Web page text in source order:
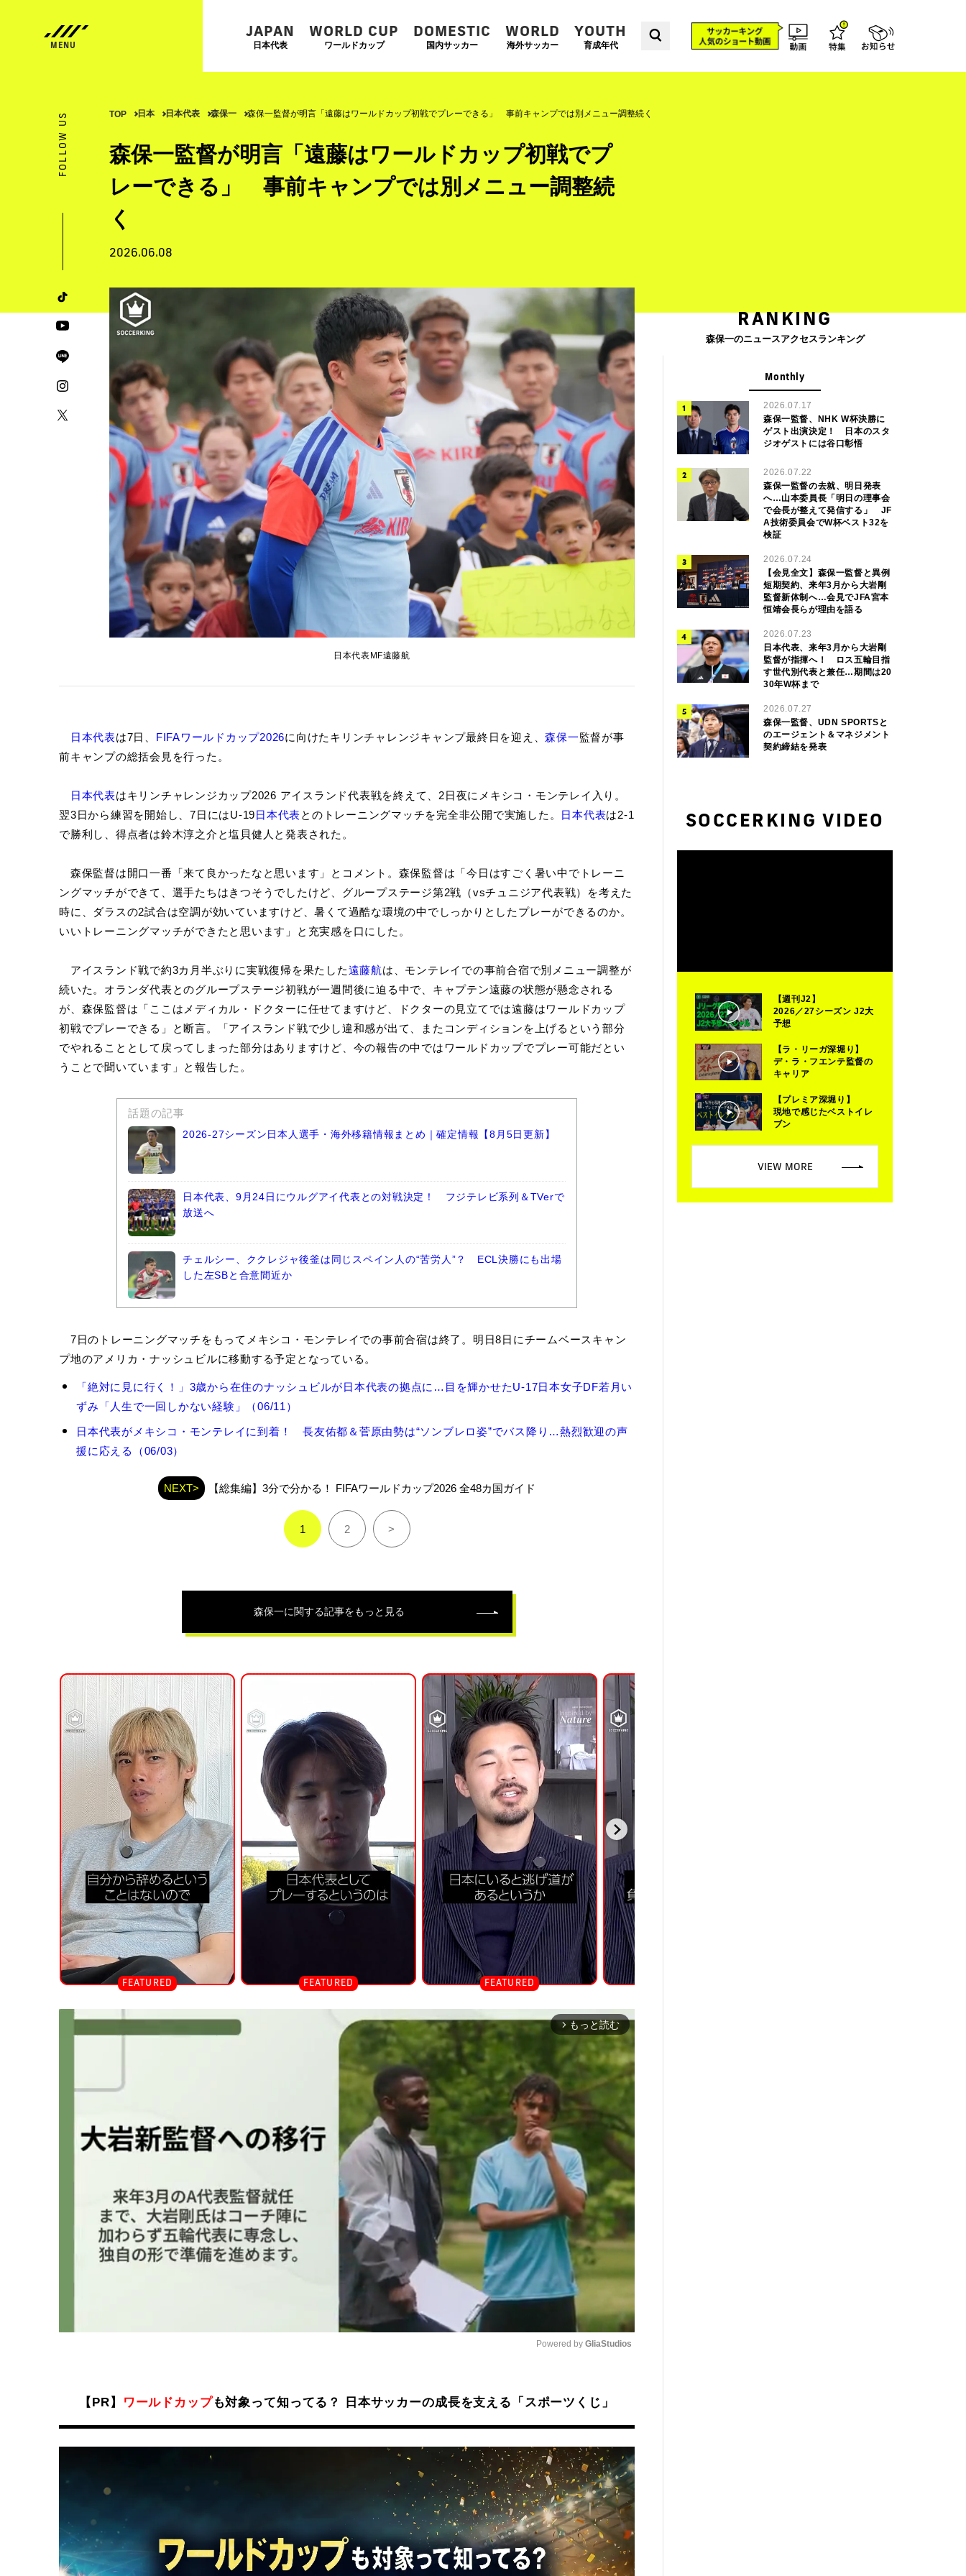
JAPAN
日本代表
WORLD CUP
ワールドカップ
DOMESTIC
国内サッカー
WORLD
海外サッカー
YOUTH
育成年代
FOLLOW US TOP 日本 日本代表 森保一 森保一監督が明言「遠藤はワールドカップ初戦でプレーできる」 事前キャンプでは別メニュー調整続く
森保一監督が明言「遠藤はワールドカップ初戦でプ
レーできる」 事前キャンプでは別メニュー調整続
く
2026.06.08
日本代表MF遠藤航
日本代表は7日、 FIFAワールドカップ2026に向けたキリンチャレンジキャンプ最終日を迎え、森保一監督が事
前キャンプの総括会見を行った。
日本代表はキリンチャレンジカップ2026 アイスランド代表戦を終えて、2日夜にメキシコ・モンテレイ入り。
翌3日から練習を開始し、7日にはU-19日本代表とのトレーニングマッチを完全非公開で実施した。 日本代表は2-1
で勝利し、得点者は鈴木淳之介と塩貝健人と発表された。
森保監督は開口一番「来て良かったなと思います」とコメント。森保監督は「今日はすごく暑い中でトレーニ
ングマッチができて、選手たちはきつそうでしたけど、グループステージ第2戦（vsチュニジア代表戦）を考えた
時に、ダラスの2試合は空調が効いていますけど、暑くて過酷な環境の中でしっかりとしたプレーができるのか。
いいトレーニングマッチができたと思います」と充実感を口にした。
アイスランド戦で約3カ月半ぶりに実戦復帰を果たした遠藤航は、モンテレイでの事前合宿で別メニュー調整が
続いた。オランダ代表とのグループステージ初戦が一週間後に迫る中で、キャプテン遠藤の状態が懸念される
が、森保監督は「ここはメディカル・ドクターに任せてますけど、ドクターの見立てでは遠藤はワールドカップ
初戦でプレーできる」と断言。「アイスランド戦で少し違和感が出て、またコンディションを上げるという部分
でやれることとして戻ってしまった部分はありますけど、今の報告の中ではワールドカップでプレー可能だとい
うことで聞いています」と報告した。
話題の記事
2026-27シーズン日本人選手・海外移籍情報まとめ｜確定情報【8月5日更新】
日本代表、9月24日にウルグアイ代表との対戦決定！ フジテレビ系列＆TVerで
放送へ
チェルシー、ククレジャ後釜は同じスペイン人の“苦労人”？ ECL決勝にも出場
した左SBと合意間近か
7日のトレーニングマッチをもってメキシコ・モンテレイでの事前合宿は終了。明日8日にチームベースキャン
プ地のアメリカ・ナッシュビルに移動する予定となっている。
森
の
「絶対に見に行く！」3歳から在住のナッシュビルが日本代表の拠点に…目を輝かせたU-17日本女子DF若月い
ずみ「人生で一回しかない経験」（06/11）
日本代表がメキシコ・モンテレイに到着！ 長友佑都＆菅原由勢は“ソンブレロ姿”でバス降り…熱烈歓迎の声
援に応える（06/03）
NEXT> 【総集編】3分で分かる！ FIFAワールドカップ2026 全48カ国ガイド
1 2 >
森保一に関する記事をもっと見る
arrow_forward_ios もっと読む
Powered by GliaStudios
【PR】 ワールドカップも対象って知ってる？ 日本サッカーの成長を支える「スポーツくじ」
RANKING
森保一のニュースアクセスランキング
Monthly
2026.07.17
森保一監督、NHK W杯決勝に
ゲスト出演決定！ 日本のスタ
ジオゲストには谷口彰悟
2026.07.22
森保一監督の去就、明日発表
へ…山本委員長「明日の理事会
で会長が整えて発信する」 JF
A技術委員会でW杯ベスト32を
検証
2026.07.24
【会見全文】森保一監督と異例
短期契約、来年3月から大岩剛
監督新体制へ…会見でJFA宮本
恒靖会長らが理由を語る
2026.07.23
日本代表、来年3月から大岩剛
監督が指揮へ！ ロス五輪目指
す世代別代表と兼任…期間は20
30年W杯まで
2026.07.27
森保一監督、UDN SPORTSと
のエージェント＆マネジメント
契約締結を発表
SOCCERKING VIDEO
【週刊J2】
2026／27シーズン J2大
予想
【ラ・リーガ深堀り】
デ・ラ・フエンテ監督の
キャリア
【プレミア深堀り】
現地で感じたベストイレ
ブン
VIEW MORE